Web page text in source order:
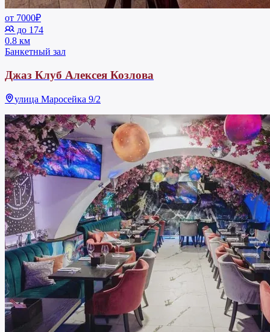
от 7000₽
до 174
0.8 км
Банкетный зал
Джаз Клуб Алексея Козлова
улица Маросейка 9/2